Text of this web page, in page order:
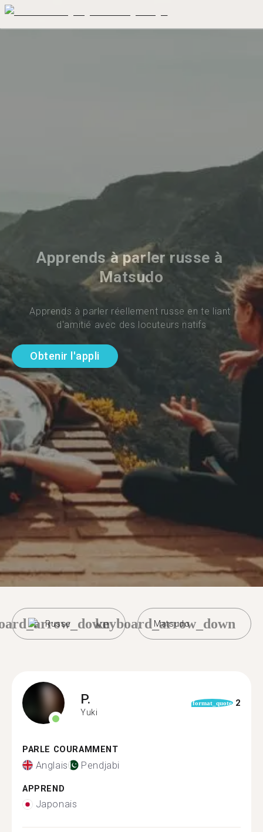
Apprends à parler russe à
Matsudo
Apprends à parler réellement russe en te liant
d'amitié avec des locuteurs natifs
Obtenir l'appli
Russe Matsudo
keyboard_arrow_down
P.
Yuki
format_quote 2
PARLE COURAMMENT
Anglais Pendjabi
APPREND
Japonais